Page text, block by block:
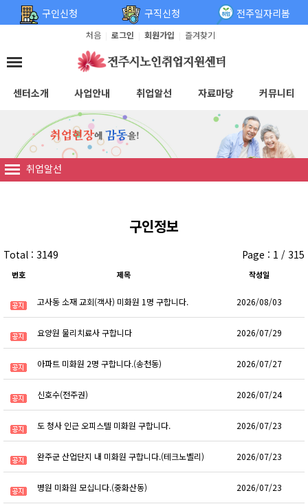
탑메뉴 바로가기
본문 바로가기구인신청 구직신청 전주일자리봄
처음 로그인 회원가입 즐겨찾기
센터소개 사업안내 취업알선 자료마당 커뮤니티
취업알선
구인정보
Total : 3149 Page : 1 / 315
번호 제목 작성일
고사동 소재 교회(객사) 미화원 1명 구합니다. 2026/08/03
요양원 물리치료사 구합니다 2026/07/29
아파트 미화원 2명 구합니다.(송천동) 2026/07/27
신호수(전주권) 2026/07/24
도 청사 인근 오피스텔 미화원 구합니다. 2026/07/23
완주군 산업단지 내 미화원 구합니다.(테크노벨리) 2026/07/23
병원 미화원 모십니다.(중화산동) 2026/07/23